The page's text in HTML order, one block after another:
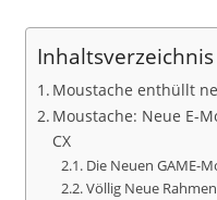
Inhaltsverzeichnis
Moustache enthüllt
Moustache: Neue E-
CX
Die Neuen GAME-
Völlig Neue